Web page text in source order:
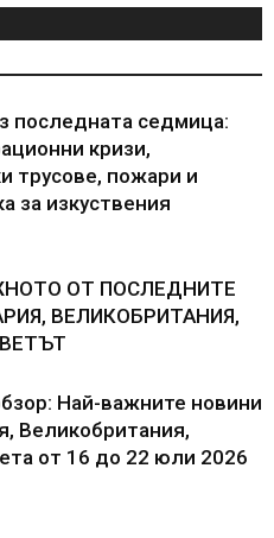
последната седмица:
кризи,
трусове, пожари и
за изкуствения
ОТ ПОСЛЕДНИТЕ
ВЕЛИКОБРИТАНИЯ,
Най-важните новини
Великобритания,
от 16 до 22 юли 2026